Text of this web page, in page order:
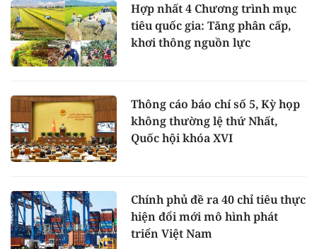
Hợp nhất 4 Chương trình mục
tiêu quốc gia: Tăng phân cấp,
khơi thông nguồn lực
Thông cáo báo chí số 5, Kỳ họp
không thường lệ thứ Nhất,
Quốc hội khóa XVI
Chính phủ đề ra 40 chỉ tiêu thực
hiện đổi mới mô hình phát
triển Việt Nam